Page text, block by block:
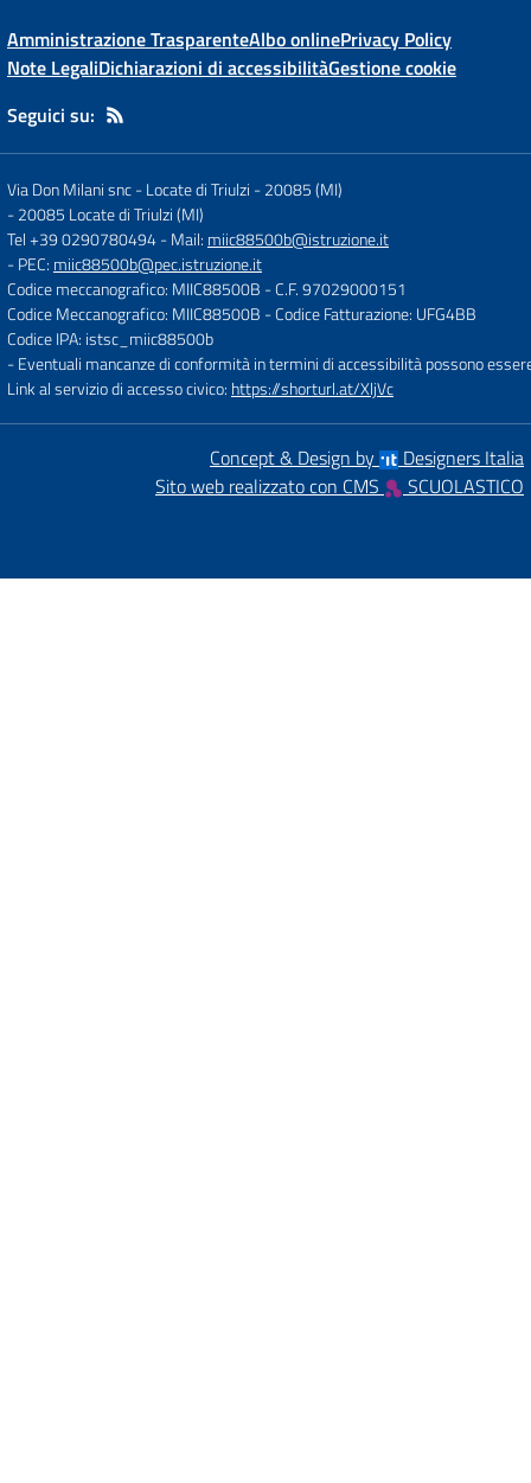
Amministrazione TrasparenteAlbo onlinePrivacy Policy
Note LegaliDichiarazioni di accessibilitàGestione cookie
Seguici su:
Via Don Milani snc - Locate di Triulzi - 20085 (MI)
-20085 Locate di Triulzi (MI)
Tel +39 0290780494- Mail: miic88500b@istruzione.it
- PEC: miic88500b@pec.istruzione.it
Codice meccanografico: MIIC88500B - C.F. 97029000151
Codice Meccanografico: MIIC88500B - Codice Fatturazione: UFG4BB
Codice IPA: istsc_miic88500b
- Eventuali mancanze di conformità in termini di accessibilità possono
Link al servizio di accesso civico: https://shorturl.at/XljVc
Concept & Design by
Designers Italia
Sito web realizzato con CMS
SCUOLASTICO